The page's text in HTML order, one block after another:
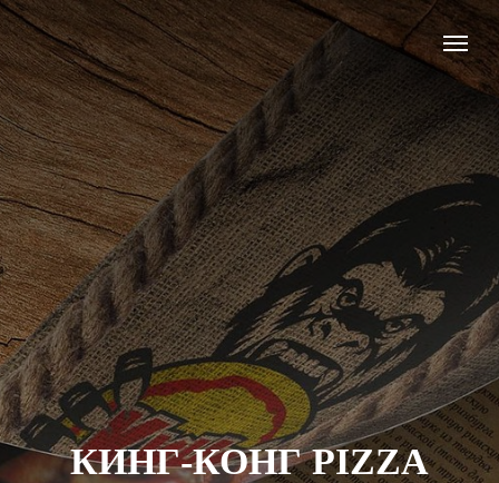
КИНГ-КОНГ PIZZA